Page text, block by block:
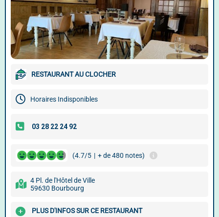
RESTAURANT AU CLOCHER
Horaires Indisponibles
(4.7/5 | + de 480 notes)
4 Pl. de l'Hôtel de Ville
59630 Bourbourg
PLUS D'INFOS SUR CE RESTAURANT